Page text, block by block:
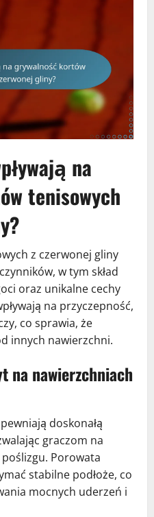
na
tenisowych
z czerwonej gliny
w tym skład
oraz unikalne cechy
na przyczepność,
co sprawia, że
innych nawierzchni.
na nawierzchniach
doskonałą
graczom na
Porowata
stabilne podłoże, co
mocnych uderzeń i